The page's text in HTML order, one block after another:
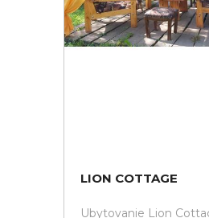
LION COTTAGE
Ubytovanie Lion